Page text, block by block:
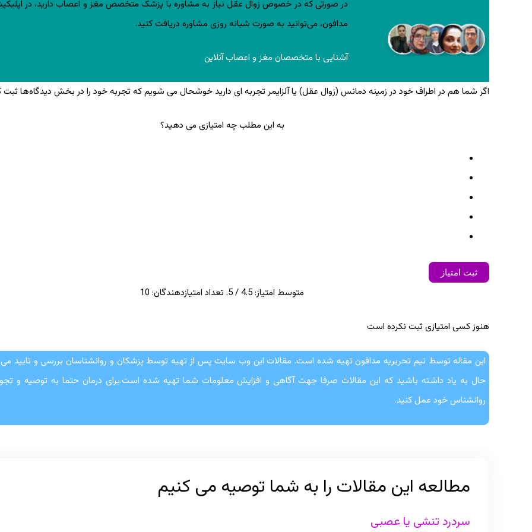
در صورتی که در خصوص زوال عقل نیاز به مشاوره با پزشک متخصص مغز و اعصاب دارید، در
مدافون، می‌توانید به صورت شبانه روزی مشاوره دریافت کنید.
آشنایی با متخصصان مغز و اعصاب آنلاین
اگر شما هم در اطراف خود در زمینه دمانس (زوال عقل) یا آلزایمر تجربه ای دارید خوشحال می شویم که تجربه خود را در بخش دیدگاه‌ها ثبت
به این مطلب چه امتیازی می دهید؟
ثبت امتیاز
متوسط امتیاز:4.5/ 5. تعداد امتیازدهندگان: 10
هنوز کسی امتیازی ثبت نکرده است
این مقاله توسط تیم تحریریه مدافون تهیه شده است. مقالات این وب سایت پس از تهیه توسط پزشکان و روانشناسان بررسی و تایید می
حال به یاد داشته باشید که این مقالات صرفا جهت آگاهی و افزایش معلومات شما تهیه شده است.برای درمان حتما به توصیه و
روانشناس خود عمل کنید.
مطالعه این مقالات را به شما توصیه می کنیم
سردرد تنشی یا عصبی